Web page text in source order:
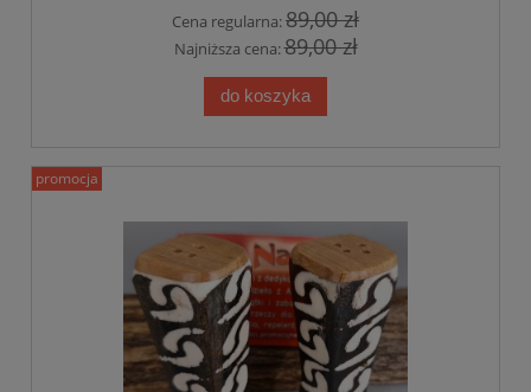
Cena regularna:89,00 zł
Najniższa cena:89,00 zł
do koszyka
promocja